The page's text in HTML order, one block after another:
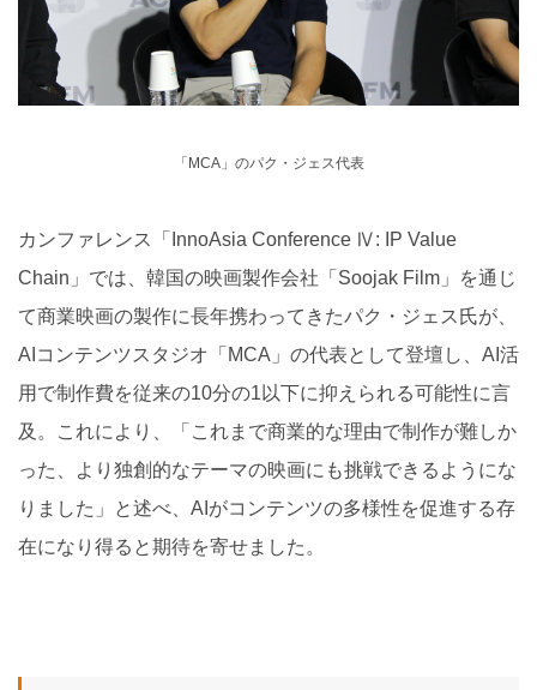
「MCA」のパク・ジェス代表
カンファレンス「InnoAsia Conference Ⅳ: IP Value
Chain」では、韓国の映画製作会社「Soojak Film」を通じ
て商業映画の製作に長年携わってきたパク・ジェス氏が、
AIコンテンツスタジオ「MCA」の代表として登壇し、AI活
用で制作費を従来の10分の1以下に抑えられる可能性に言
及。これにより、「これまで商業的な理由で制作が難しか
った、より独創的なテーマの映画にも挑戦できるようにな
りました」と述べ、AIがコンテンツの多様性を促進する存
在になり得ると期待を寄せました。